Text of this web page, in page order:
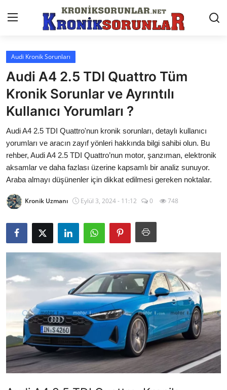
Anasayfa
Markalar
İletişim
Trafik & Cezalar
Sigorta & Kasko
Vergi & ÖTV & MTV
Muayene & Ruhsat
Sorgulamalar
İkinci El & Alım-Satım
Bakım & Arıza Çözümleri
Elektrikli & Hibrit
Kiralama & Filo
Sürüş & Güvenlik
Lastik & Jant
Audi Kronik Sorunları
Audi A4 2.5 TDI Quattro Tüm
Kronik Sorunlar ve Ayrıntılı
Kullanıcı Yorumları ?
Audi A4 2.5 TDI Quattro'nun kronik sorunları, detaylı kullanıcı
yorumları ve aracın zayıf yönleri hakkında bilgi sahibi olun. Bu
rehber, Audi A4 2.5 TDI Quattro’nun motor, şanzıman, elektronik
aksamlar ve daha fazlası üzerine kapsamlı bir analiz sunuyor.
Araba almayı düşünenler için dikkat edilmesi gereken noktalar.
Kronik Uzmanı Eylül 3, 2024 - 11:12 0 748